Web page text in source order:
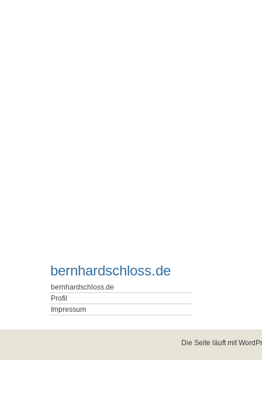
bernhardschloss.de
bernhardschloss.de
Profil
Impressum
Die Seite läuft mit